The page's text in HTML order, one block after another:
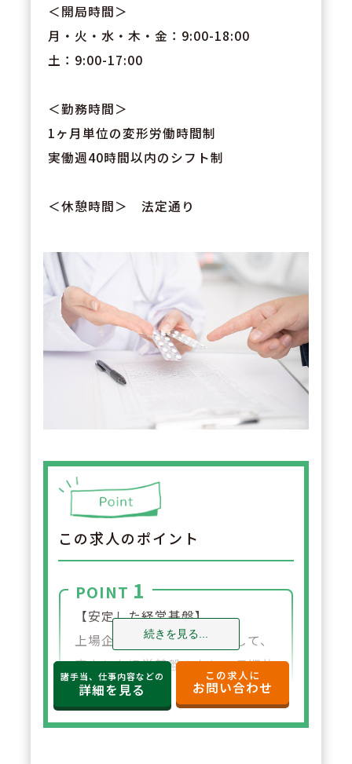
＜開局時間＞
月・火・水・木・金：9:00-18:00
土：9:00-17:00
＜勤務時間＞
1ヶ月単位の変形労働時間制
実働週40時間以内のシフト制
＜休憩時間＞ 法定通り
この求人のポイント
POINT 1
【安定した経営基盤】
上場企業グループの一員として、
安定した経営基盤のもとで長期的
に安心して働ける環境が整ってい
ます。福利厚生や各種制度も充実
続きを見る...
諸手当、仕事内容などの
詳細を見る
この求人に
お問い合わせ